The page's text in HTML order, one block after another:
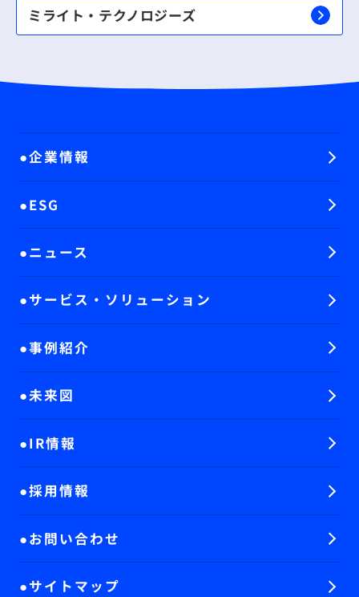
ミライト・テクノロジーズ
企業情報
ESG
ニュース
サービス・ソリューション
事例紹介
未来図
IR情報
採用情報
お問い合わせ
サイトマップ